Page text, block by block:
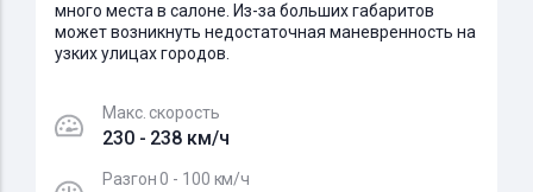
много места в салоне. Из-за больших габаритов
может возникнуть недостаточная маневренность на
узких улицах городов.
Макс. скорость
230 - 238 км/ч
Разгон 0 - 100 км/ч